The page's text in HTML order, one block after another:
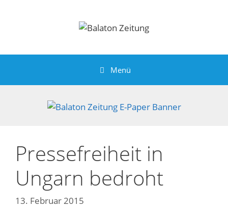
Menü
Pressefreiheit in
Ungarn bedroht
13. Februar 2015